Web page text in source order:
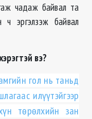
чадаж байвал та
ч эргэлзэж байвал
вэ?
гол нь таньд
илүүтэйгээр
төрөлхийн зан